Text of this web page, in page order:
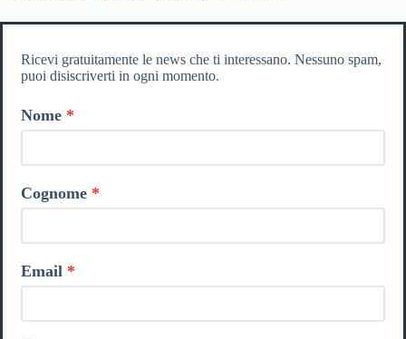
Ricevi gratuitamente le news che ti interessano. Nessuno spam,
puoi disiscriverti in ogni momento.
Nome
Cognome
Email